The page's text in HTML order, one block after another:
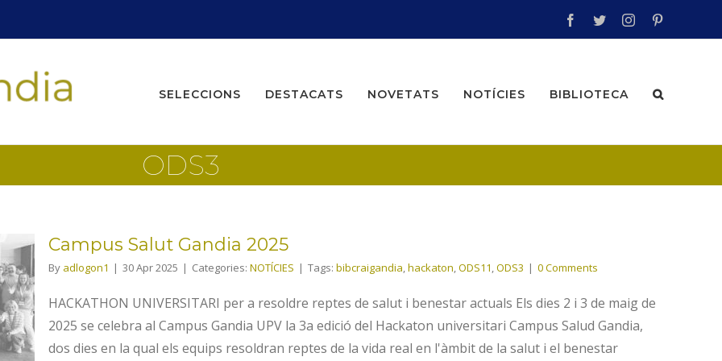
facebook
twitterinstagram
Search
SELECCIONS DESTACATS NOVETATS NOTÍCIES BIBLIOTECA
ODS3
Campus Salut Gandia 2025
By adlogon1 | 30 Apr 2025 | Categories: NOTÍCIES | Tags: bibcraigandia,hackaton,ODS11,ODS3 | 0 Comments
HACKATHON UNIVERSITARI per a resoldre reptes de salut i benestar actuals Els dies 2 i 3 de maig de
2025 se celebra al Campus Gandia UPV la 3a edició del Hackaton universitari Campus Salud Gandia,
dos dies en la qual els equips resoldran reptes de la vida real en l'àmbit de la salut i el benestar